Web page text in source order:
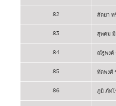
82 สัตยา ท
83 สุพคม
84 ณัฐพงค์
85 ทัตพงศ์
86 ภูมิ ภัทโ